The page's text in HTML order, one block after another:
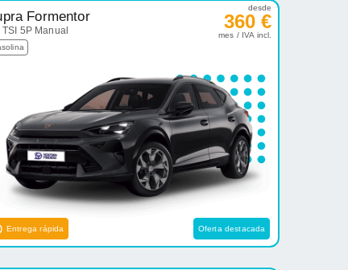
Formentor
TSI 5P Manual
desde
360 €
mes / IVA incl.
Entrega rápida Oferta destacada